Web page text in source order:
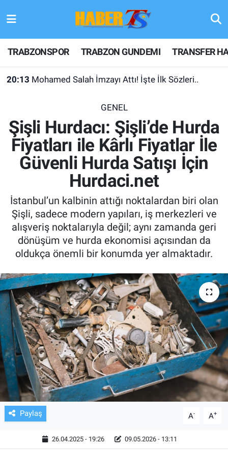
TRABZONSPOR TRABZON GUNDEMI TRANSFER
20:13 Mohamed Salah İmzayı Attı! İşte İlk Sözleri..
GENEL
Şişli Hurdacı: Şişli’de Hurda
Fiyatları ile Kârlı Fiyatlar İle
Güvenli Hurda Satışı İçin
Hurdaci.net
İstanbul’un kalbinin attığı noktalardan biri olan
Şişli, sadece modern yapıları, iş merkezleri ve
alışveriş noktalarıyla değil; aynı zamanda geri
dönüşüm ve hurda ekonomisi açısından da
oldukça önemli bir konumda yer almaktadır.
Paylaş A- A+
26.04.2025 - 19:26 09.05.2026 - 13:11
TRABZONSPOR
TRABZON GUNDEMI
KULİS MEYDANI
1461 TRABZON
FUTBOL
ALT LIGLER
TV VE SİNEMA
BASKETBOL
SAĞLIK
GENEL
KÜLTÜR SANAT
ASAYİŞ
EKONOMİ
Hava Durumu
Trafik Durumu
Son Dakika Haberleri
Haber Arşivi